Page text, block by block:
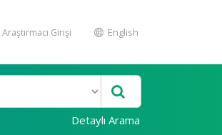
Araştırmacı Girişi English
Detaylı Arama